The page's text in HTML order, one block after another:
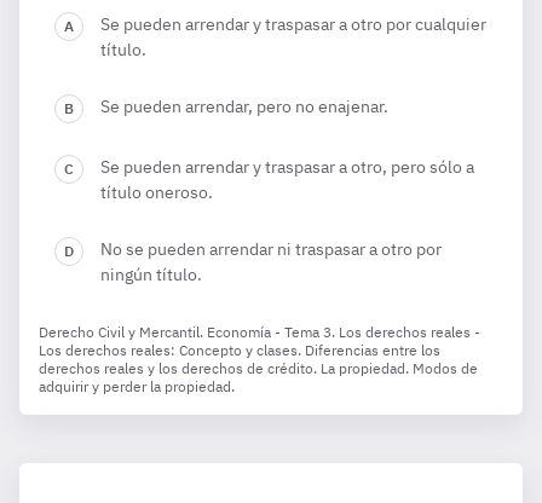
Se pueden arrendar y traspasar a otro por cualquier
título.
Se pueden arrendar, pero no enajenar.
Se pueden arrendar y traspasar a otro, pero sólo a
título oneroso.
No se pueden arrendar ni traspasar a otro por
ningún título.
Derecho Civil y Mercantil. Economía - Tema 3. Los derechos reales -
Los derechos reales: Concepto y clases. Diferencias entre los
derechos reales y los derechos de crédito. La propiedad. Modos de
adquirir y perder la propiedad.